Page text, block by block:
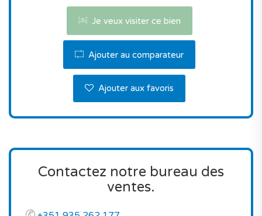
un bien neuf avec ces caractéristiques, et pour sa
situation à Seixal.
Ne perdez pas cette opportunité!
Contactez-nous pour visiter.
Je veux visiter ce bien
Ajouter au comparateur
Ajouter aux favoris
Contactez notre bureau des
ventes.